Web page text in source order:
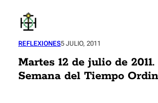
contenido
REFLEXIONES5 JULIO, 2011
Martes 12 de julio de 2011.
Semana del Tiempo